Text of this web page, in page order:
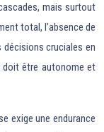
mais surtout
total, l’absence de
cruciales en
doit être autonome et
exige une endurance